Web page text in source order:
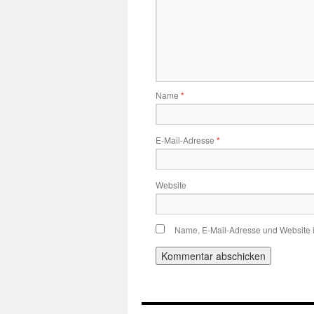
Name *
E-Mail-Adresse *
Website
Name, E-Mail-Adresse und